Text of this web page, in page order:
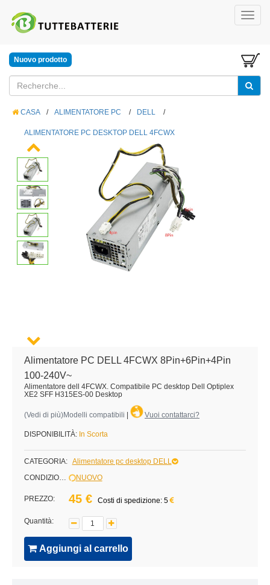
Nuovo prodotto
CASA / ALIMENTATORE PC / DELL /
ALIMENTATORE PC DESKTOP DELL 4FCWX
Alimentatore PC DELL 4FCWX 8Pin+6Pin+4Pin
100-240V~
Alimentatore dell 4FCWX. Compatibile PC desktop Dell Optiplex
XE2 SFF H315ES-00 Desktop
(Vedi di più)Modelli compatibili Vuoi contattarci?
DISPONIBILITÀ: In Scorta
CATEGORIA: Alimentatore pc desktop DELL
CONDIZIONE:
NUOVO
PREZZO: 45 € Costi di spedizione: 5
Quantità:
Aggiungi al carrello